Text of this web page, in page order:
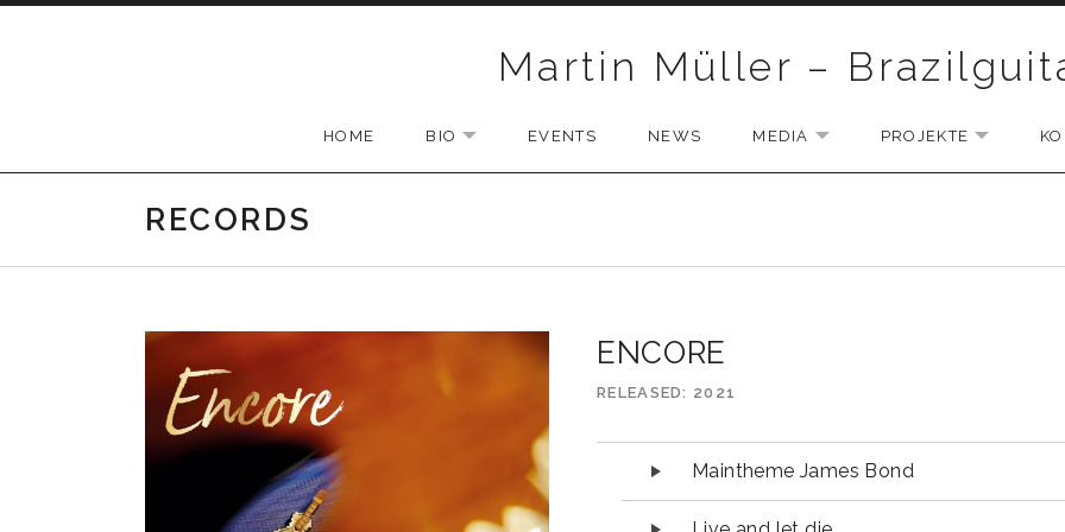
Martin Müller –
HOME BIO EXPAND SUBMENU
EVENTS NEWS MEDIA EXPAND SUBMENU
PROJEKTE EXPAND
RECORDS
ENCORE
RELEASED 2021
Audio-PlayerMaintheme James Bond